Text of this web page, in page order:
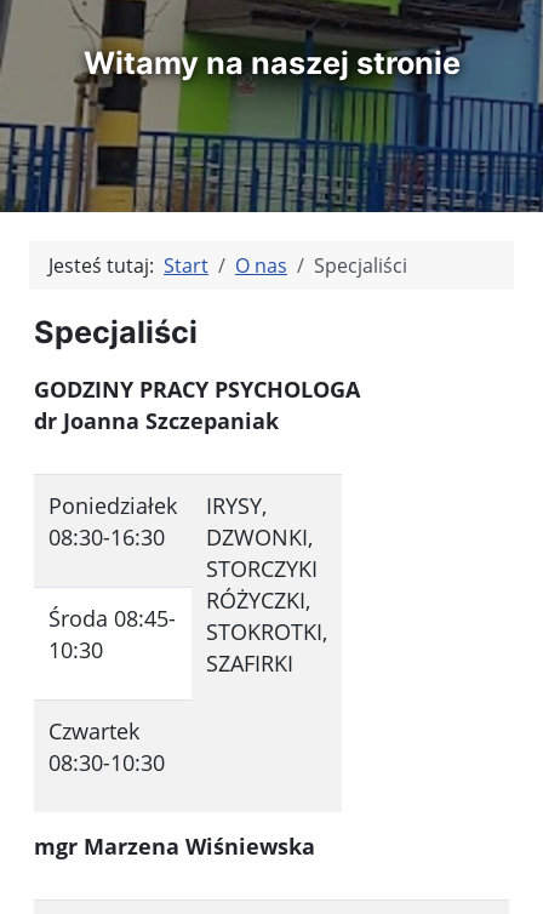
Witamy na naszej stronie
Jesteś tutaj: Start O nas Specjaliści
Specjaliści
GODZINY PRACY PSYCHOLOGA
dr Joanna Szczepaniak
Poniedziałek
08:30-16:30
IRYSY,
DZWONKI,
STORCZYKI
RÓŻYCZKI,
STOKROTKI,
SZAFIRKI
Środa 08:45-
10:30
Czwartek
08:30-10:30
mgr Marzena Wiśniewska